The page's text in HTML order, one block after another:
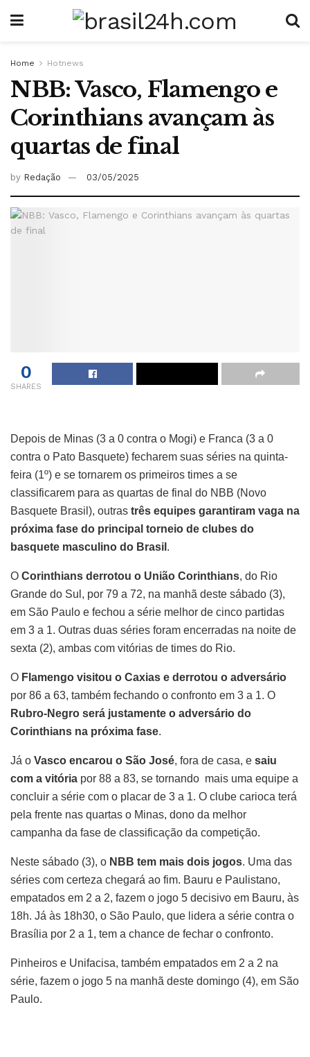
Home Hotnews
NBB: Vasco, Flamengo e
Corinthians avançam às
quartas de final
by Redação 03/05/2025
0
SHARES
Depois de Minas (3 a 0 contra o Mogi) e Franca (3 a 0
contra o Pato Basquete) fecharem suas séries na quinta-
feira (1º) e se tornarem os primeiros times a se
classificarem para as quartas de final do NBB (Novo
Basquete Brasil), outras três equipes garantiram vaga na
próxima fase do principal torneio de clubes do
basquete masculino do Brasil .
O Corinthians derrotou o União Corinthians, do Rio
Grande do Sul, por 79 a 72, na manhã deste sábado (3),
em São Paulo e fechou a série melhor de cinco partidas
em 3 a 1. Outras duas séries foram encerradas na noite de
sexta (2), ambas com vitórias de times do Rio.
O Flamengo visitou o Caxias e derrotou o adversário
por 86 a 63, também fechando o confronto em 3 a 1. O
Rubro-Negro será justamente o adversário do
Corinthians na próxima fase.
Já o Vasco encarou o São José, fora de casa, e saiu
com a vitória por 88 a 83, se tornando mais uma equipe a
concluir a série com o placar de 3 a 1. O clube carioca terá
pela frente nas quartas o Minas, dono da melhor
campanha da fase de classificação da competição.
Neste sábado (3), o NBB tem mais dois jogos. Uma das
séries com certeza chegará ao fim. Bauru e Paulistano,
empatados em 2 a 2, fazem o jogo 5 decisivo em Bauru, às
18h. Já às 18h30, o São Paulo, que lidera a série contra o
Brasília por 2 a 1, tem a chance de fechar o confronto.
Pinheiros e Unifacisa, também empatados em 2 a 2 na
série, fazem o jogo 5 na manhã deste domingo (4), em São
Paulo.